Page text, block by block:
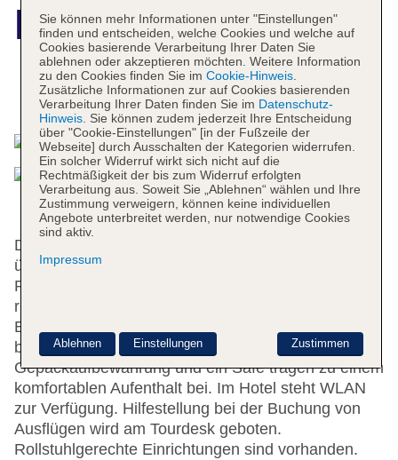
Los Naranjos
Das bietet Ihre Unterkunft
Die 41 Zimmer verteilen sich auf 5 Etagen und sind
über einen Aufzug erreichbar. Mehrsprachiges
Personal (Englisch, Deutsch, Französisch) an der
rund um die Uhr besetzten Rezeption im
Empfangsbereich ist gerne bei allen Fragen
behilflich. Serviceleistungen wie eine
Gepäckaufbewahrung und ein Safe tragen zu einem
komfortablen Aufenthalt bei. Im Hotel steht WLAN
zur Verfügung. Hilfestellung bei der Buchung von
Ausflügen wird am Tourdesk geboten.
Rollstuhlgerechte Einrichtungen sind vorhanden.
Sie können mehr Informationen unter "Einstellungen"
finden und entscheiden, welche Cookies und welche auf
Cookies basierende Verarbeitung Ihrer Daten Sie
ablehnen oder akzeptieren möchten. Weitere Information
zu den Cookies finden Sie im Cookie-Hinweis.
Zusätzliche Informationen zur auf Cookies basierenden
Verarbeitung Ihrer Daten finden Sie im Datenschutz-
Hinweis. Sie können zudem jederzeit Ihre Entscheidung
über "Cookie-Einstellungen" [in der Fußzeile der
Webseite] durch Ausschalten der Kategorien widerrufen.
Ein solcher Widerruf wirkt sich nicht auf die
Rechtmäßigkeit der bis zum Widerruf erfolgten
Verarbeitung aus. Soweit Sie „Ablehnen“ wählen und Ihre
Zustimmung verweigern, können keine individuellen
Angebote unterbreitet werden, nur notwendige Cookies
sind aktiv.
Impressum
Zustimmen
Ablehnen Einstellungen